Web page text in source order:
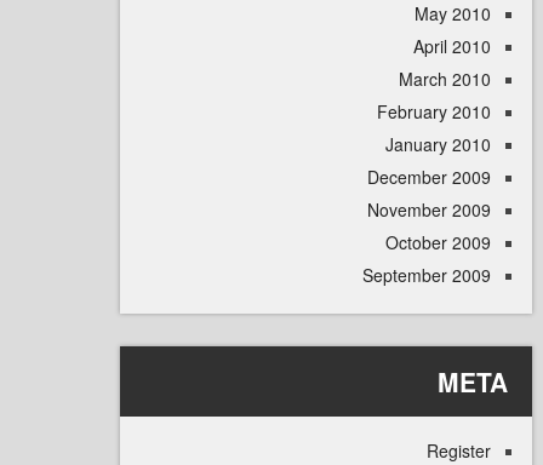
May
April
March
February
January
December
November
October
September